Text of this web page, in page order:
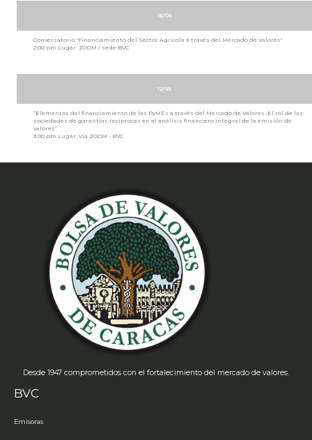
16/08
Conversatorio "Financiamiento del Sector Agrícola a través del Mercado de Valores"
2:00 pm Lugar: ZOOM / sede BVC
12/08
“Elementos del financiamiento de las PyMEs a través del Mercado de Valores. El rol de las
sociedades de garantías recíprocas en el análisis financiero integral de la emisión de
valores”
3:00 pm Lugar: Vía ZOOM - BVC
Desde 1947 comprometidos con el fortalecimiento del mercado de valores.
BVC
Emisoras